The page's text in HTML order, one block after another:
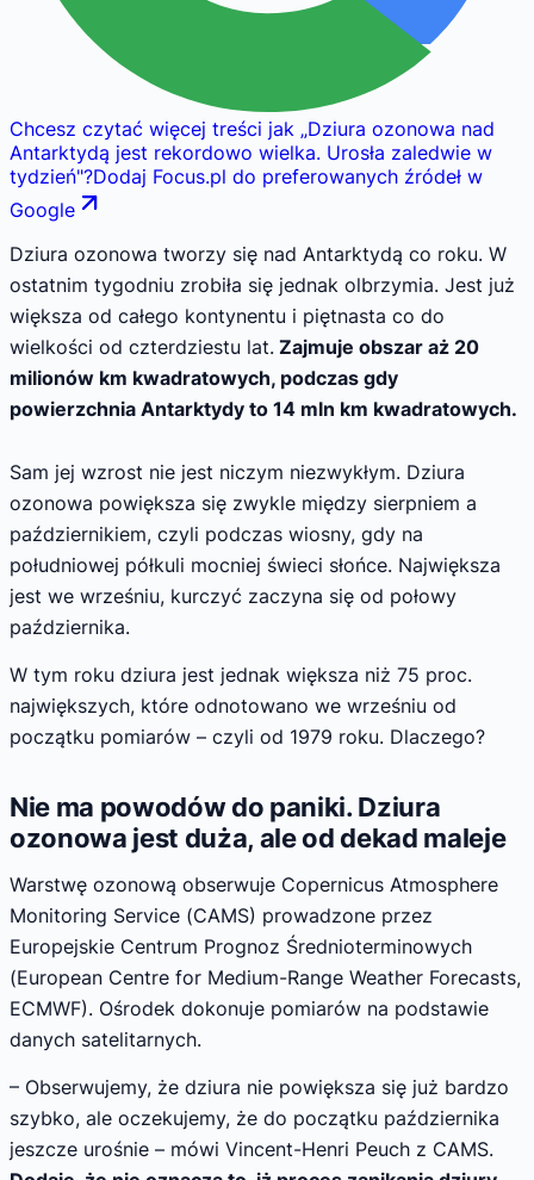
Chcesz czytać więcej treści jak „Dziura ozonowa nad
Antarktydą jest rekordowo wielka. Urosła zaledwie w
tydzień"?Dodaj Focus.pl do preferowanych źródeł w
Google
Dziura ozonowa tworzy się nad Antarktydą co roku. W
ostatnim tygodniu zrobiła się jednak olbrzymia. Jest już
większa od całego kontynentu i piętnasta co do
wielkości od czterdziestu lat. Zajmuje obszar aż 20
milionów km kwadratowych, podczas gdy
powierzchnia Antarktydy to 14 mln km kwadratowych.
Sam jej wzrost nie jest niczym niezwykłym. Dziura
ozonowa powiększa się zwykle między sierpniem a
październikiem, czyli podczas wiosny, gdy na
południowej półkuli mocniej świeci słońce. Największa
jest we wrześniu, kurczyć zaczyna się od połowy
października.
W tym roku dziura jest jednak większa niż 75 proc.
największych, które odnotowano we wrześniu od
początku pomiarów – czyli od 1979 roku. Dlaczego?
Nie ma powodów do paniki. Dziura
ozonowa jest duża, ale od dekad maleje
Warstwę ozonową obserwuje Copernicus Atmosphere
Monitoring Service (CAMS) prowadzone przez
Europejskie Centrum Prognoz Średnioterminowych
(European Centre for Medium-Range Weather Forecasts,
ECMWF). Ośrodek dokonuje pomiarów na podstawie
danych satelitarnych.
– Obserwujemy, że dziura nie powiększa się już bardzo
szybko, ale oczekujemy, że do początku października
jeszcze urośnie – mówi Vincent-Henri Peuch z CAMS.